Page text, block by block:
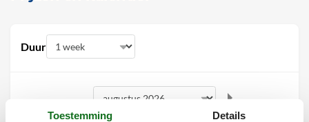
Duur
Toestemming Details